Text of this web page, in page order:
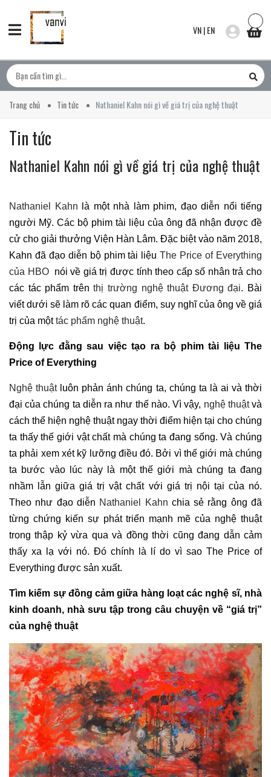
VN|EN
Trang chủ Tin tức Nathaniel Kahn nói gì về giá trị của nghệ thuật
Tin tức
Nathaniel Kahn nói gì về giá trị của nghệ thuật
Nathaniel Kahn là một nhà làm phim, đạo diễn nổi tiếng
người Mỹ. Các bộ phim tài liệu của ông đã nhận được đề
cử cho giải thưởng Viện Hàn Lâm. Đặc biệt vào năm 2018,
Kahn đã đạo diễn bộ phim tài liệuThe Price of Everything
của HBOnói về giá trị được tính theo cấp số nhân trả cho
các tác phẩm trên thị trường nghệ thuật Đương đại. Bài
viết dưới sẽ làm rõ các quan điểm, suy nghĩ của ông về giá
trị của mộttác phẩm nghệ thuật.
Động lực đằng sau việc tạo ra bộ phim tài liệu The
Price of Everything
Nghệ thuậtluôn phản ánh chúng ta, chúng ta là ai và thời
đại của chúng ta diễn ra như thế nào. Vì vậy, nghệ thuậtvà
cách thể hiện nghệ thuật ngay thời điểm hiện tại cho chúng
ta thấy thế giới vật chất mà chúng ta đang sống. Và chúng
ta phải xem xét kỹ lưỡng điều đó. Bởi vì thế giới mà chúng
ta bước vào lúc này là một thế giới mà chúng ta đang
nhầm lẫn giữa giá trị vật chất với giá trị nội tại của nó.
Theo như đạo diễn Nathaniel Kahn chia sẻ rằng ông đã
từng chứng kiến sự phát triển mạnh mẽ của nghệ thuật
trong thập kỷ vừa qua và đồng thời cũng đang dẫn cảm
thấy xa lạ với nó. Đó chính là lí do vì sao The Price of
Everything được sản xuất.
Tìm kiếm sự đồng cảm giữa hàng loạt các nghệ sĩ, nhà
kinh doanh, nhà sưu tập trong câu chuyện về “giá trị”
của nghệ thuật